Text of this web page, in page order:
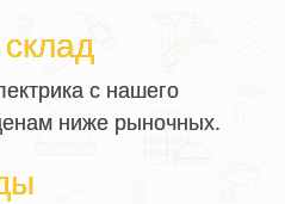
с нашего
ниже рыночных.